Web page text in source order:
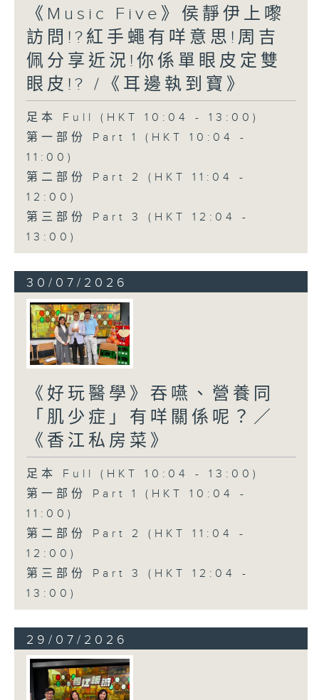
《Music Five》侯靜伊上嚟
訪問!?紅手蠅有咩意思!周吉
佩分享近況!你係單眼皮定雙
眼皮!? /《耳邊執到寶》
足本 Full (HKT 10:04 - 13:00)
第一部份 Part 1 (HKT 10:04 -
11:00)
第二部份 Part 2 (HKT 11:04 -
12:00)
第三部份 Part 3 (HKT 12:04 -
13:00)
30/07/2026
《好玩醫學》吞嚥、營養同
「肌少症」有咩關係呢？／
《香江私房菜》
足本 Full (HKT 10:04 - 13:00)
第一部份 Part 1 (HKT 10:04 -
11:00)
第二部份 Part 2 (HKT 11:04 -
12:00)
第三部份 Part 3 (HKT 12:04 -
13:00)
29/07/2026